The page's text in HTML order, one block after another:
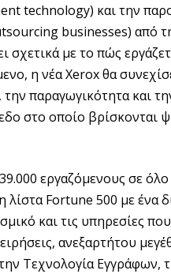
technology) και την
businesses) από
σχετικά με το πώς
η νέα Xerox θα
παραγωγικότητα και
στο οποίο βρίσκονται
εργαζόμενους σε
λίστα Fortune 500 με ένα
και τις υπηρεσίες
ανεξαρτήτου
Τεχνολογία Εγγράφων,